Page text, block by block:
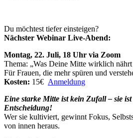
Du möchtest tiefer einsteigen?
Nächster Webinar Live-Abend:
Montag, 22. Juli, 18 Uhr via Zoom
Thema: „Was Deine Mitte wirklich
Für Frauen, die mehr spüren und
Kosten: 15€ Anmeldung
Eine starke Mitte ist kein Zufall – sie
Entscheidung!
Wer sie kultiviert, gewinnt Fokus,
von innen heraus.